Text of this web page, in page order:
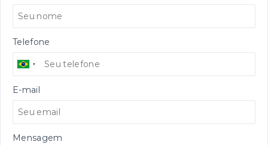
Telefone
E-mail
Mensagem